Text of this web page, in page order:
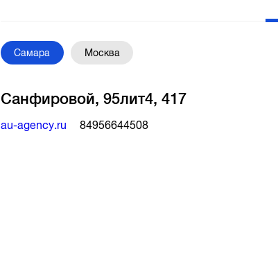
Самара Москва
Санфировой, 95лит4, 417
au-agency.ru 84956644508